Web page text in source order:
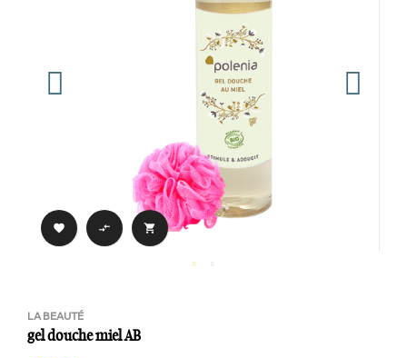
  
LA BEAUTÉ
gel douche miel AB